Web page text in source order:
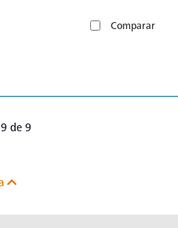
Comparar
de 9